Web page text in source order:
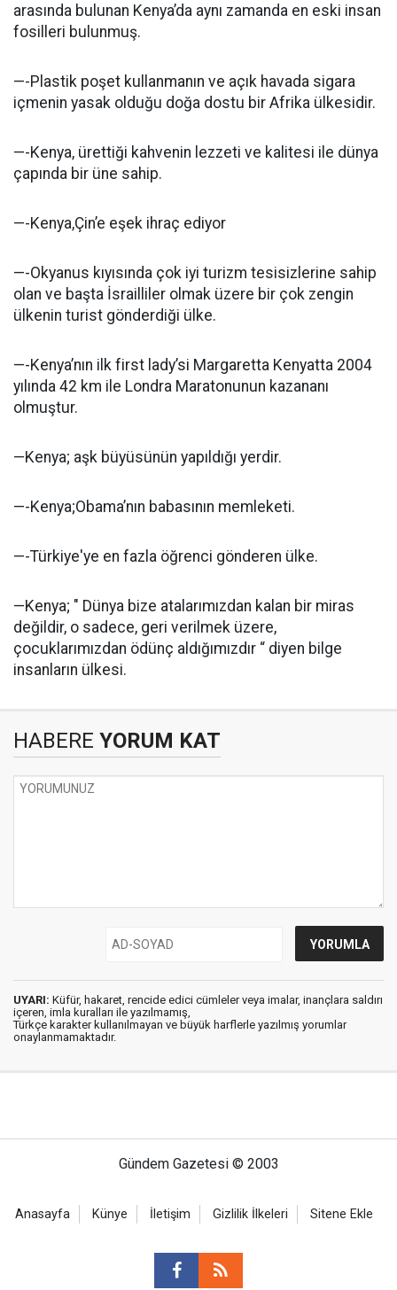
arasında bulunan Kenya’da aynı zamanda en eski insan
fosilleri bulunmuş.
—-Plastik poşet kullanmanın ve açık havada sigara
içmenin yasak olduğu doğa dostu bir Afrika ülkesidir.
—-Kenya, ürettiği kahvenin lezzeti ve kalitesi ile dünya
çapında bir üne sahip.
—-Kenya,Çin’e eşek ihraç ediyor
—-Okyanus kıyısında çok iyi turizm tesisizlerine sahip
olan ve başta İsrailliler olmak üzere bir çok zengin
ülkenin turist gönderdiği ülke.
—-Kenya’nın ilk first lady’si Margaretta Kenyatta 2004
yılında 42 km ile Londra Maratonunun kazananı
olmuştur.
—Kenya; aşk büyüsünün yapıldığı yerdir.
—-Kenya;Obama’nın babasının memleketi.
—-Türkiye'ye en fazla öğrenci gönderen ülke.
—Kenya; " Dünya bize atalarımızdan kalan bir miras
değildir, o sadece, geri verilmek üzere,
çocuklarımızdan ödünç aldığımızdır “ diyen bilge
insanların ülkesi.
HABERE YORUM KAT
UYARI: Küfür, hakaret, rencide edici cümleler veya imalar, inançlara saldırı
içeren, imla kuralları ile yazılmamış,
Türkçe karakter kullanılmayan ve büyük harflerle yazılmış yorumlar
onaylanmamaktadır.
Gündem Gazetesi © 2003
Anasayfa Künye İletişim Gizlilik İlkeleri Sitene Ekle